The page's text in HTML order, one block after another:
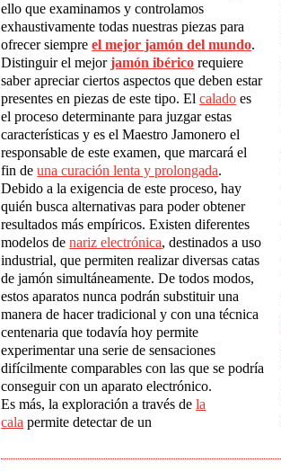
ello que examinamos y controlamos
exhaustivamente todas nuestras piezas para
ofrecer siempreel mejor jamón del mundo.
Distinguir el mejorjamón ibérico requiere
saber apreciar ciertos aspectos que deben estar
presentes en piezas de este tipo. Elcalado es
el proceso determinante para juzgar estas
características y es el Maestro Jamonero el
responsable de este examen, que marcará el
fin deuna curación lenta y prolongada.
Debido a la exigencia de este proceso, hay
quién busca alternativas para poder obtener
resultados más empíricos. Existen diferentes
modelos denariz electrónica, destinados a uso
industrial, que permiten realizar diversas catas
de jamón simultáneamente. De todos modos,
estos aparatos nunca podrán substituir una
manera de hacer tradicional y con una técnica
centenaria que todavía hoy permite
experimentar una serie de sensaciones
difícilmente comparables con las que se podría
conseguir con un aparato electrónico.
Es más, la exploración a través dela
cala permite detectar de un